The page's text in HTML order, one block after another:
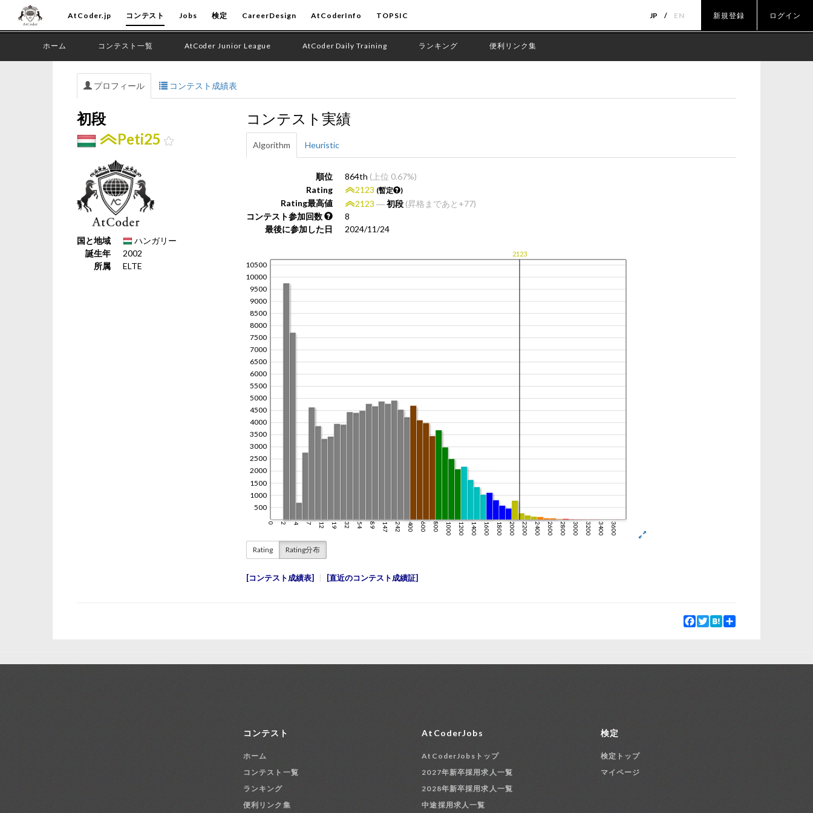
AtCoder.jp コンテスト Jobs 検定 CareerDesign AtCoderInfo TOPSIC JP EN 新規登録 ログイン
ホーム コンテスト一覧 AtCoder Junior League AtCoder Daily Training ランキング 便利リンク集
プロフィール コンテスト成績表
初段
Peti25
国と地域
ハンガリー
誕生年
2002
所属
ELTE
コンテスト実績
Algorithm Heuristic
順位 864th (上位 0.67%)
Rating
2123 (暫定 )
Rating最高値 2123 ―初段 (昇格まであと+77)
コンテスト参加回数
8
最後に参加した日
2024/11/24
Rating Rating分布
コンテスト成績表 直近のコンテスト成績証
Facebook
TwitterHatena
コンテスト
ホーム
コンテスト一覧
ランキング
便利リンク集
AtCoderJobs
AtCoderJobsトップ
2027年新卒採用求人一覧
2028年新卒採用求人一覧
中途採用求人一覧
検定
検定トップ
マイページ